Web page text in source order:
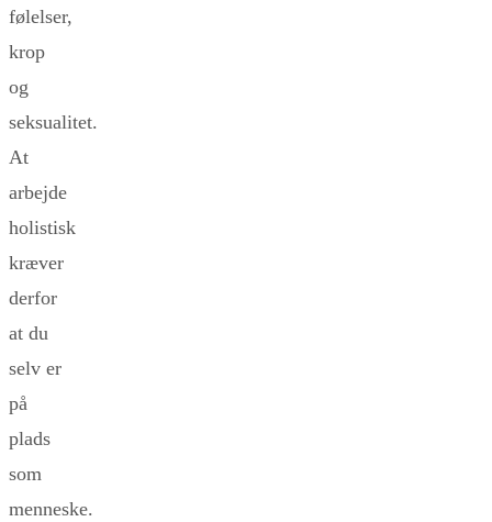
følelser,
krop
og
seksualitet.
At
arbejde
holistisk
kræver
derfor
at du
selv er
på
plads
som
menneske.